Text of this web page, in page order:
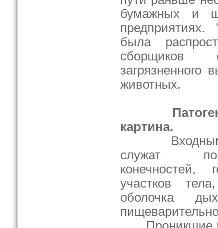
бумажных и
предприятиях.
была
сборщиков
загрязненного
животных.
картина.
Входными
служат
конечностей,
участков
оболочка